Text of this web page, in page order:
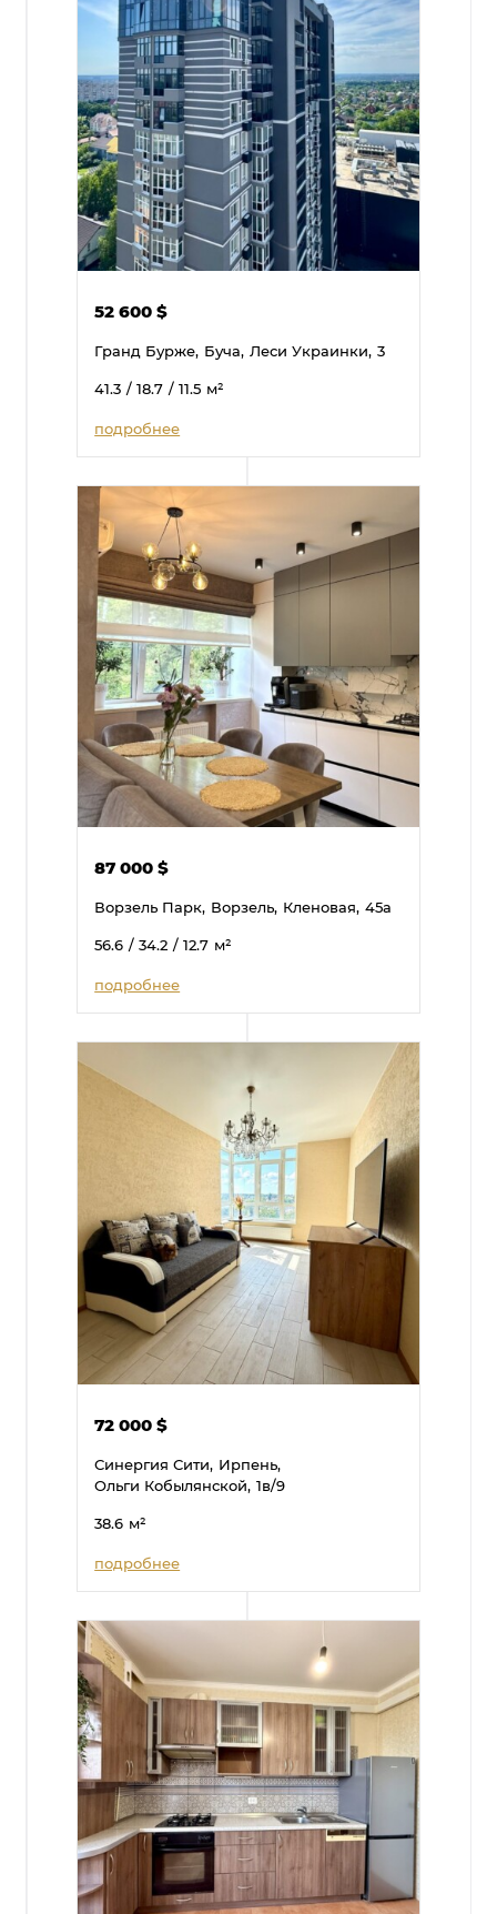
52 600$
Гранд Бурже, Буча, Леси Украинки, 3
41.3 / 18.7 / 11.5 м²
подробнее
87 000$
Ворзель Парк, Ворзель, Кленовая, 45а
56.6 / 34.2 / 12.7 м²
подробнее
72 000$
Синергия Сити, Ирпень,
Ольги Кобылянской, 1в/9
38.6 м²
подробнее